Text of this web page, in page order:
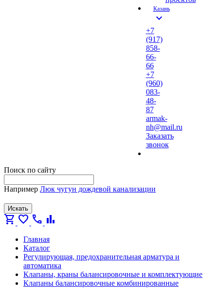
Казань
expand_more
+7
(917)
858-
66-
66
+7
(960)
083-
48-
87
armak-
nh@mail.ru
Заказать
звонок
Поиск по сайту
Например Люк чугун дождевой канализации
Искать
shopping_cart favorite call bar_chart
Главная
Каталог
Регулирующая, предохранительная арматура и
автоматика
Клапаны, краны балансировочные и комплектующие
Клапаны балансировочные комбинированные